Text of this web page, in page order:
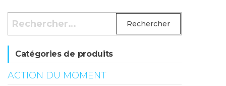
Rechercher :
Catégories de produits
ACTION DU MOMENT